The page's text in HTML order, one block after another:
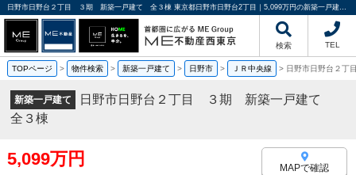
日野市日野台２丁目 ３期 新築一戸建て 全３棟 東京都日野市日野台2丁目｜5,099万円の新築一戸建て｜分譲住宅や新築物件｜ME不動産西東京
検索 TEL
TOPページ > 物件検索 > 新築一戸建て > 日野市 > ＪＲ中央線 > 日野市日野台２
新築一戸建て
日野市日野台２丁目 ３期 新築一戸建て
全３棟
5,099万円 MAPで確認